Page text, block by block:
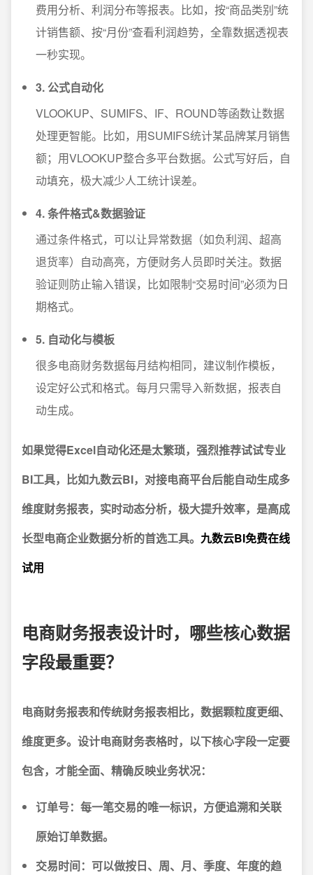
费用分析、利润分布等报表。比如，按“商品类别”统
计销售额、按“月份”查看利润趋势，全靠数据透视表
一秒实现。
3. 公式自动化
VLOOKUP、SUMIFS、IF、ROUND等函数让数据
处理更智能。比如，用SUMIFS统计某品牌某月销售
额；用VLOOKUP整合多平台数据。公式写好后，自
动填充，极大减少人工统计误差。
4. 条件格式&数据验证
通过条件格式，可以让异常数据（如负利润、超高
退货率）自动高亮，方便财务人员即时关注。数据
验证则防止输入错误，比如限制“交易时间”必须为日
期格式。
5. 自动化与模板
很多电商财务数据每月结构相同，建议制作模板，
设定好公式和格式。每月只需导入新数据，报表自
动生成。
如果觉得Excel自动化还是太繁琐，强烈推荐试试专业
BI工具，比如九数云BI，对接电商平台后能自动生成多
维度财务报表，实时动态分析，极大提升效率，是高成
长型电商企业数据分析的首选工具。 九数云BI免费在线
试用
电商财务报表设计时，哪些核心数据
字段最重要？
电商财务报表和传统财务报表相比，数据颗粒度更细、
维度更多。设计电商财务表格时，以下核心字段一定要
包含，才能全面、精确反映业务状况：
订单号：每一笔交易的唯一标识，方便追溯和关联
原始订单数据。
交易时间：可以做按日、周、月、季度、年度的趋